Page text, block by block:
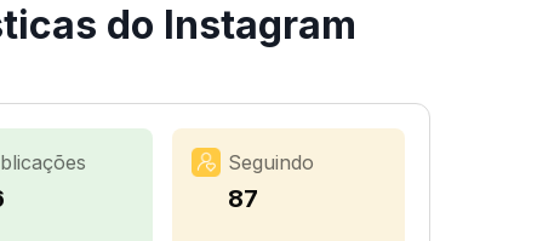
do Instagram
Seguindo
87